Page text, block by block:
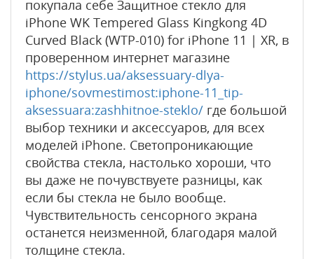
покупала себе Защитное стекло для
iPhone WK Tempered Glass Kingkong 4D
Curved Black (WTP-010) for iPhone 11 | XR, в
проверенном интернет магазине
https://stylus.ua/aksessuary-dlya-
iphone/sovmestimost:iphone-11_tip-
aksessuara:zashhitnoe-steklo/ где большой
выбор техники и аксессуаров, для всех
моделей iPhone. Светопроникающие
свойства стекла, настолько хороши, что
вы даже не почувствуете разницы, как
если бы стекла не было вообще.
Чувствительность сенсорного экрана
останется неизменной, благодаря малой
толщине стекла.